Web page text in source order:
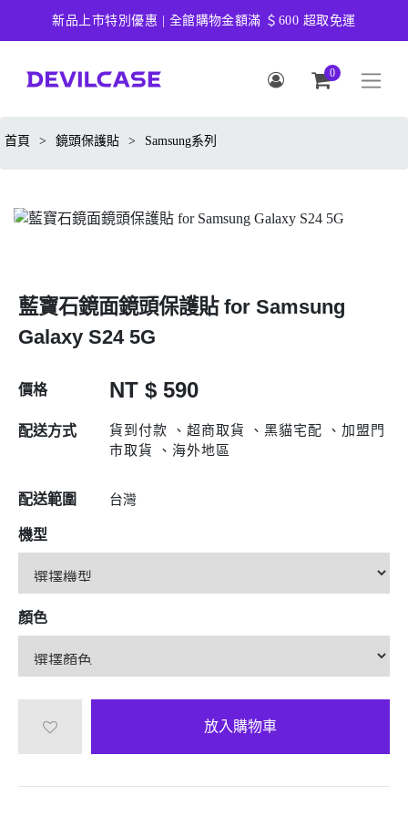
新品上市特別優惠 | 全館購物金額滿 ＄600 超取免運
0
首頁 > 鏡頭保護貼 > Samsung系列
藍寶石鏡面鏡頭保護貼 for Samsung
Galaxy S24 5G
價格 NT $ 590
配送方式
貨到付款 、超商取貨 、黑貓宅配 、加盟門
市取貨 、海外地區
配送範圍 台灣
機型
顏色
放入購物車